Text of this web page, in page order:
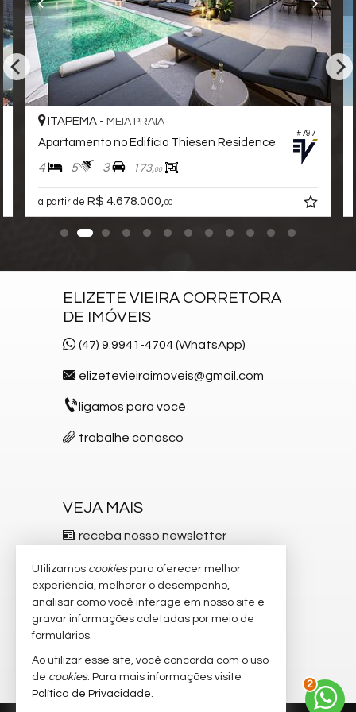
Sala de Jogos
Salão de Festas
Piscina
Quadra Esportiva
Spa
Espaço Gourmet
Espaço Fitness
Medidores Individuais
Portão Eletrônico
Playground
Brinquedoteca
Gás Central
Elevador
Espaço Zen
Box de Praia
Hall Decorado e Mobiliado
Estar Social
#797
ITAPEMA - MEIA PRAIA
Apartamento no Edifício Thiesen Residence
4 5 3 173,00
a partir de R$ 4.678.000,00
ELIZETE VIEIRA CORRETORA
DE IMÓVEIS
(47) 9.9941-4704 (WhatsApp)
elizetevieiraimoveis@gmail.com
ligamos para você
trabalhe conosco
VEJA MAIS
receba nosso newsletter
indicadores financeiros
cadastre seu imóvel
imóveis favoritos
mapa de imóveis
2
Utilizamos cookiespara oferecer melhor
experiência, melhorar o desempenho,
analisar como você interage em nosso site e
gravar informações coletadas por meio de
formulários.
Ao utilizar esse site, você concorda com o uso
de cookies. Para mais informações visite
Política de Privacidade.